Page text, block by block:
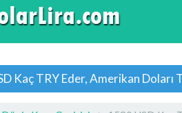
Kaç TRY Eder, Amerikan Doları